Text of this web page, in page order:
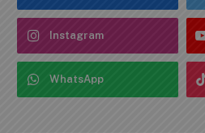
Instagram
WhatsApp